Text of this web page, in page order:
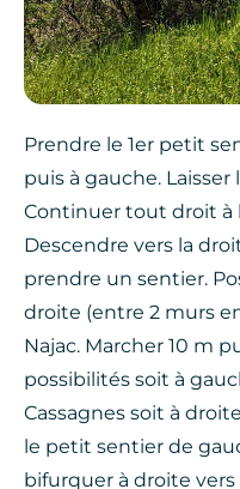
Prendre le 1er petit
puis à gauche.
Continuer tout droit à
Descendre vers la
prendre un sentier.
droite (entre 2 murs
Najac. Marcher 10 m
possibilités soit à
Cassagnes soit à
le petit sentier de
bifurquer à droite vers